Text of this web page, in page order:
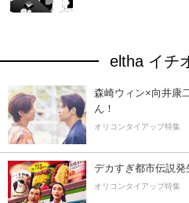
eltha イチ
森崎ウィン×向井康
ん！
オリコンタイアップ特集
デカすぎ都市伝説
オリコンタイアップ特集